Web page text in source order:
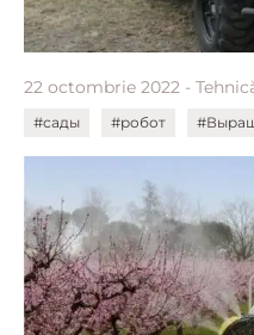
22 octombrie 2022 -
#сады #робот